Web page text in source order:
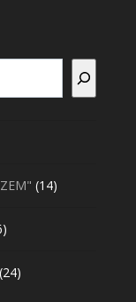
1414
226
2424